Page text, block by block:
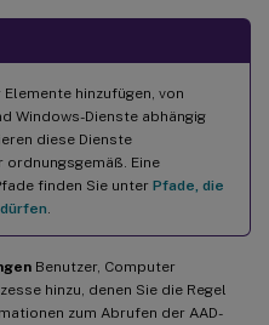
hinzufügen, von
Windows-Dienste abhängig
diese Dienste
Eine
finden Sie unter Pfade, die
Benutzer, Computer
hinzu, denen Sie die Regel
zum Abrufen der AAD-